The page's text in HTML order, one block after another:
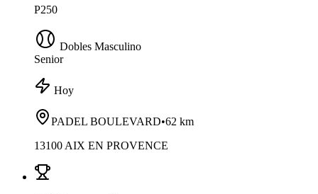
P250
Dobles Masculino
Senior
Hoy
PADEL BOULEVARD•62 km
13100 AIX EN PROVENCE